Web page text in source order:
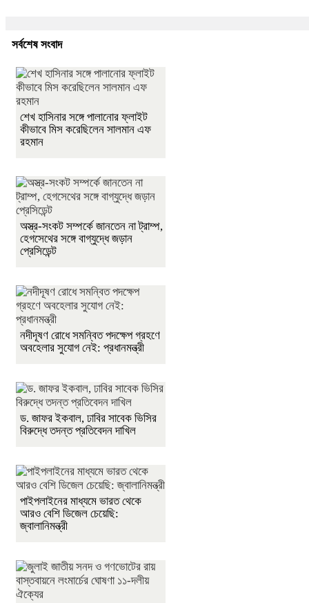
সর্বশেষ সংবাদ
শেখ হাসিনার সঙ্গে পালানোর ফ্লাইট
কীভাবে মিস করেছিলেন সালমান এফ
রহমান
অস্ত্র-সংকট সম্পর্কে জানতেন না ট্রাম্প,
হেগসেথের সঙ্গে বাগ্‌যুদ্ধে জড়ান
প্রেসিডেন্ট
নদীদূষণ রোধে সমন্বিত পদক্ষেপ গ্রহণে
অবহেলার সুযোগ নেই: প্রধানমন্ত্রী
ড. জাফর ইকবাল, ঢাবির সাবেক ভিসির
বিরুদ্ধে তদন্ত প্রতিবেদন দাখিল
পাইপলাইনের মাধ্যমে ভারত থেকে
আরও বেশি ডিজেল চেয়েছি:
জ্বালানিমন্ত্রী